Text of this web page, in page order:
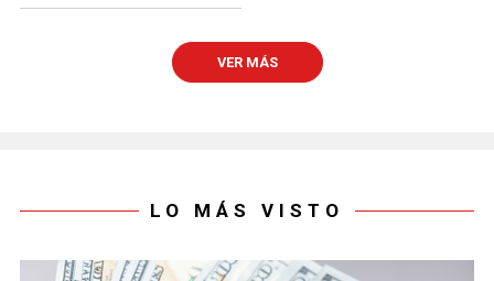
VER MÁS
LO MÁS VISTO